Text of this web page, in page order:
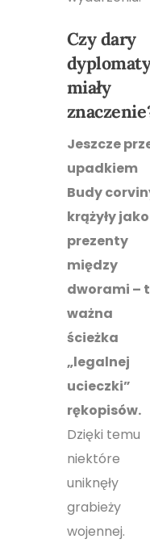
Czy dary
miały
Jeszcze
upadkiem
Budy
krążyły jako
prezenty
między
dworami –
ważna
ścieżka
„legalnej
ucieczki”
rękopisów.
Dzięki temu
niektóre
uniknęły
grabieży
wojennej.